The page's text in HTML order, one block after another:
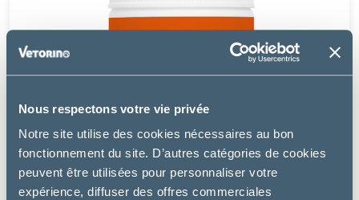
Nous respectons votre vie privée
Notre site utilise des cookies nécessaires au bon
fonctionnement du site. D’autres catégories de cookies
peuvent être utilisées pour personnaliser votre
expérience, diffuser des offres commerciales